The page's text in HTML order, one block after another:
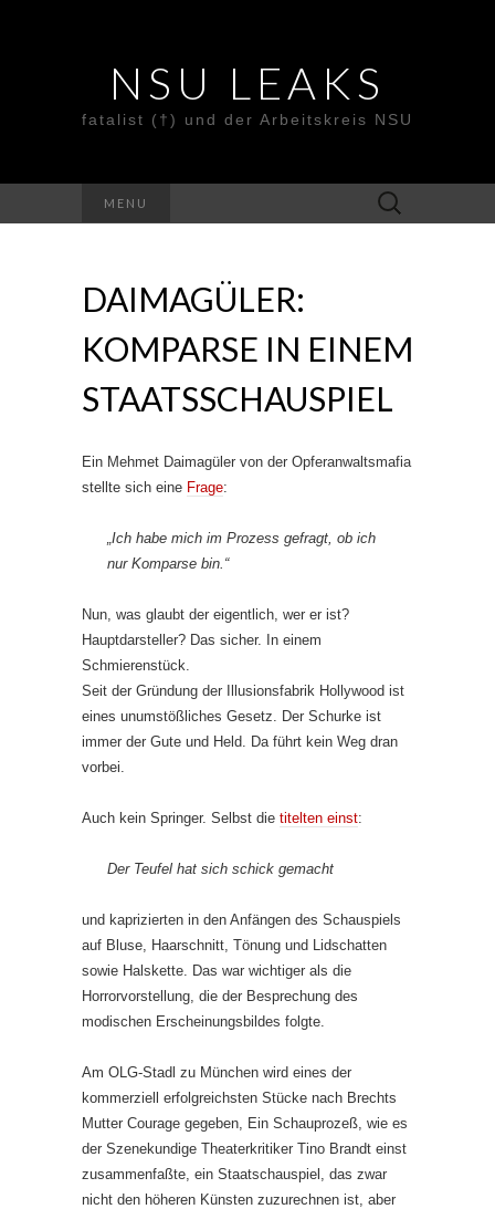
NSU LEAKS
fatalist (†) und der Arbeitskreis NSU
MENU
Suche
nach:
DAIMAGÜLER:
KOMPARSE IN EINEM
STAATSSCHAUSPIEL
Ein Mehmet Daimagüler von der Opferanwaltsmafia
stellte sich eine Frage:
„Ich habe mich im Prozess gefragt, ob ich
nur Komparse bin.“
Nun, was glaubt der eigentlich, wer er ist?
Hauptdarsteller? Das sicher. In einem
Schmierenstück.
Seit der Gründung der Illusionsfabrik Hollywood ist
eines unumstößliches Gesetz. Der Schurke ist
immer der Gute und Held. Da führt kein Weg dran
vorbei.
Auch kein Springer. Selbst die titelten einst:
Der Teufel hat sich schick gemacht
und kaprizierten in den Anfängen des Schauspiels
auf Bluse, Haarschnitt, Tönung und Lidschatten
sowie Halskette. Das war wichtiger als die
Horrorvorstellung, die der Besprechung des
modischen Erscheinungsbildes folgte.
Am OLG-Stadl zu München wird eines der
kommerziell erfolgreichsten Stücke nach Brechts
Mutter Courage gegeben, Ein Schauprozeß, wie es
der Szenekundige Theaterkritiker Tino Brandt einst
zusammenfaßte, ein Staatschauspiel, das zwar
nicht den höheren Künsten zuzurechnen ist, aber